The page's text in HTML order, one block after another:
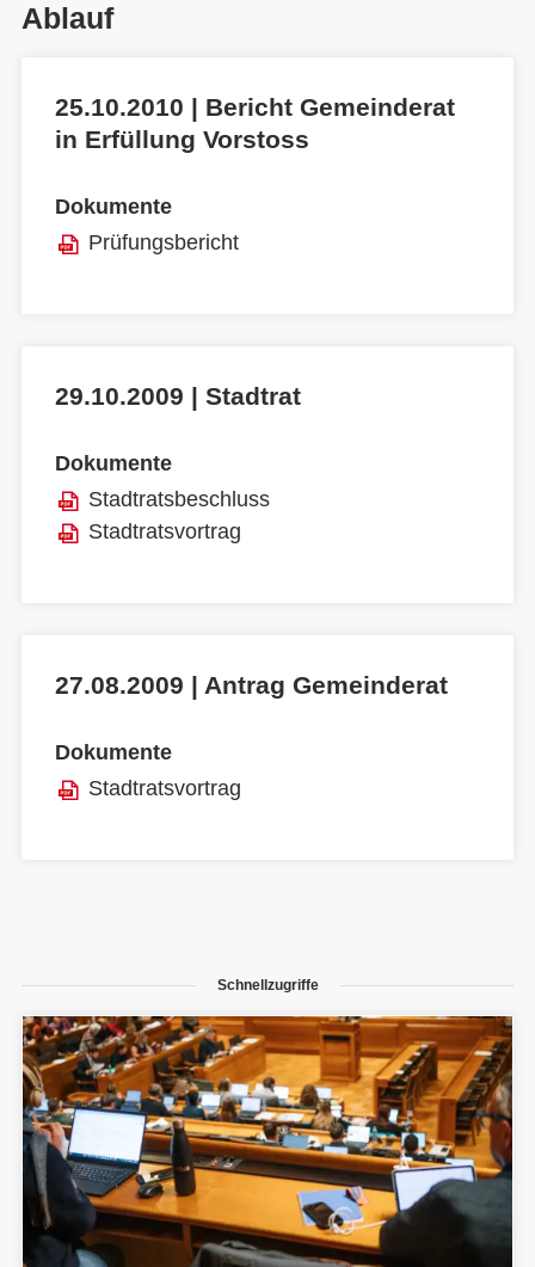
Ablauf
25.10.2010 | Bericht Gemeinderat
in Erfüllung Vorstoss
Dokumente
Prüfungsbericht
29.10.2009 | Stadtrat
Dokumente
Stadtratsbeschluss
Stadtratsvortrag
27.08.2009 | Antrag Gemeinderat
Dokumente
Stadtratsvortrag
Schnellzugriffe